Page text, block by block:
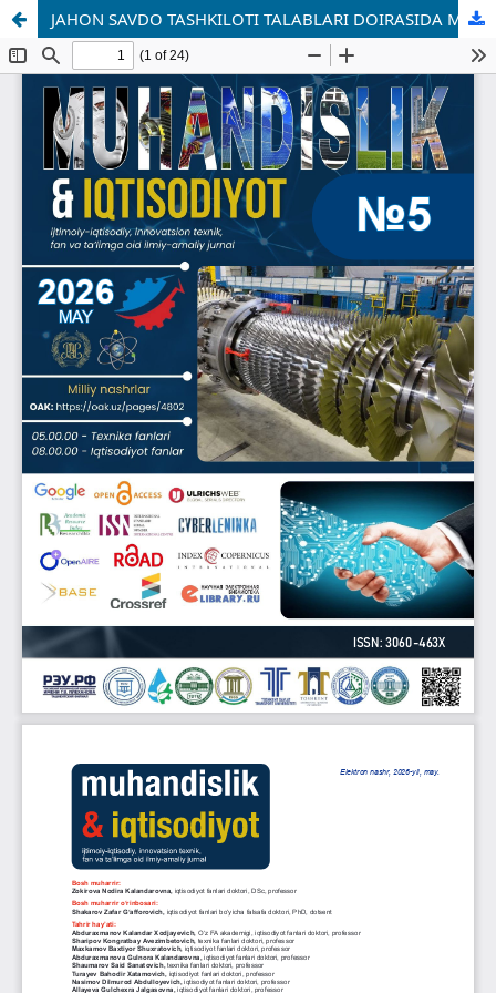
JAHON SAVDO TASHKILOTI TALABLARI DOIRASIDA MAMLAKATIMIZ KORXONALARINING XALQARO RAQOBATBARDOSHLIGINI OSHIRISH XUSUSIYATLARI